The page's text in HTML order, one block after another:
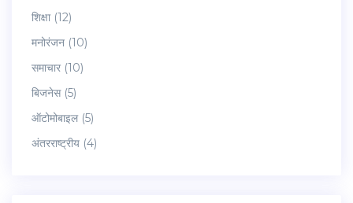
शिक्षा (12)
मनोरंजन (10)
समाचार (10)
बिजनेस (5)
ऑटोमोबाइल (5)
अंतरराष्ट्रीय (4)